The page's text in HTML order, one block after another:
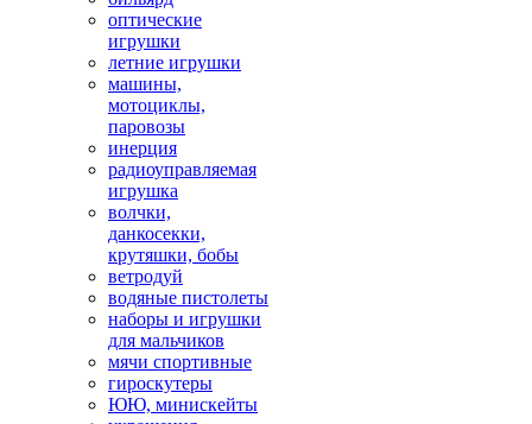
оптические
игрушки
летние игрушки
машины,
мотоциклы,
паровозы
инерция
радиоуправляемая
игрушка
волчки,
данкосекки,
крутяшки, бобы
ветродуй
водяные пистолеты
наборы и игрушки
для мальчиков
мячи спортивные
гироскутеры
ЮЮ, минискейты